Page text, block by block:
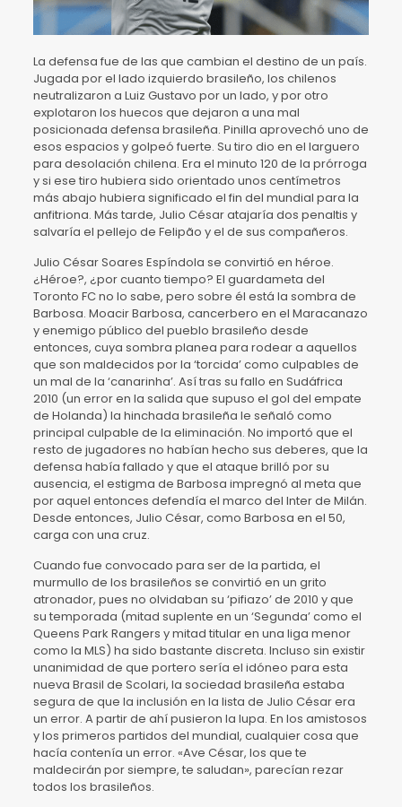
La defensa fue de las que cambian el destino de un país.
Jugada por el lado izquierdo brasileño, los chilenos
neutralizaron a Luiz Gustavo por un lado, y por otro
explotaron los huecos que dejaron a una mal
posicionada defensa brasileña. Pinilla aprovechó uno de
esos espacios y golpeó fuerte. Su tiro dio en el larguero
para desolación chilena. Era el minuto 120 de la prórroga
y si ese tiro hubiera sido orientado unos centímetros
más abajo hubiera significado el fin del mundial para la
anfitriona. Más tarde, Julio César atajaría dos penaltis y
salvaría el pellejo de Felipão y el de sus compañeros.
Julio César Soares Espíndola se convirtió en héroe.
¿Héroe?, ¿por cuanto tiempo? El guardameta del
Toronto FC no lo sabe, pero sobre él está la sombra de
Barbosa. Moacir Barbosa, cancerbero en el Maracanazo
y enemigo público del pueblo brasileño desde
entonces, cuya sombra planea para rodear a aquellos
que son maldecidos por la ‘torcida’ como culpables de
un mal de la ‘canarinha’. Así tras su fallo en Sudáfrica
2010 (un error en la salida que supuso el gol del empate
de Holanda) la hinchada brasileña le señaló como
principal culpable de la eliminación. No importó que el
resto de jugadores no habían hecho sus deberes, que la
defensa había fallado y que el ataque brilló por su
ausencia, el estigma de Barbosa impregnó al meta que
por aquel entonces defendía el marco del Inter de Milán.
Desde entonces, Julio César, como Barbosa en el 50,
carga con una cruz.
Cuando fue convocado para ser de la partida, el
murmullo de los brasileños se convirtió en un grito
atronador, pues no olvidaban su ‘pifiazo’ de 2010 y que
su temporada (mitad suplente en un ‘Segunda’ como el
Queens Park Rangers y mitad titular en una liga menor
como la MLS) ha sido bastante discreta. Incluso sin existir
unanimidad de que portero sería el idóneo para esta
nueva Brasil de Scolari, la sociedad brasileña estaba
segura de que la inclusión en la lista de Julio César era
un error. A partir de ahí pusieron la lupa. En los amistosos
y los primeros partidos del mundial, cualquier cosa que
hacía contenía un error. «Ave César, los que te
maldecirán por siempre, te saludan», parecían rezar
todos los brasileños.